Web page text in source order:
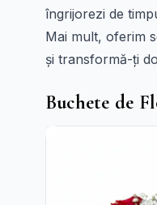
îngrijorezi de
Mai mult, oferim
și transformă-ți
Buchete de